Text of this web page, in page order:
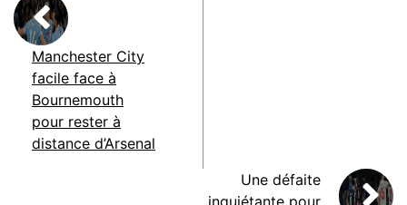
Manchester City
facile face à
Bournemouth
pour rester à
distance d’Arsenal
Une défaite